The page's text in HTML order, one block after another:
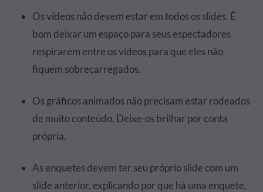
Os vídeos não devem estar em todos os slides. É
bom deixar um espaço para seus espectadores
respirarem entre os vídeos para que eles não
fiquem sobrecarregados.
Os gráficos animados não precisam estar rodeados
de muito conteúdo. Deixe-os brilhar por conta
própria.
As enquetes devem ter seu próprio slide com um
slide anterior, explicando por que há uma enquete,